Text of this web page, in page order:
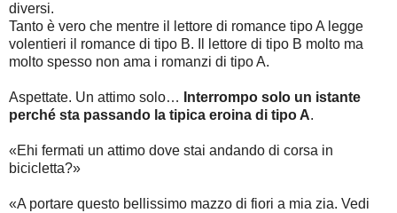
diversi.
Tanto è vero che mentre il lettore di romance tipo A legge
volentieri il romance di tipo B. Il lettore di tipo B molto ma
molto spesso non ama i romanzi di tipo A.
Aspettate. Un attimo solo…
Interrompo solo un istante
perché sta passando la tipica eroina di tipo A.
«Ehi fermati un attimo dove stai andando di corsa in
bicicletta?»
«A portare questo bellissimo mazzo di fiori a mia zia. Vedi